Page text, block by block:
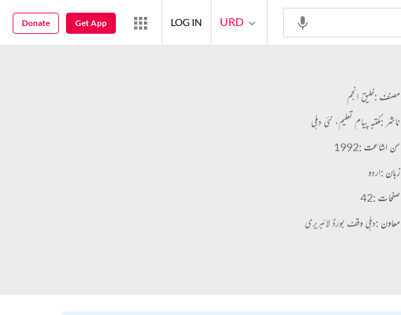
مصنف :خلیق انجم
ناشر :مکتبہ پیام تعلیم، نئی دہلی
سن اشاعت :1992
زبان :اردو
صفحات :42
معاون :دہلی وقف بورڈ لائبریری
URD
LOG IN
Get App
Donate